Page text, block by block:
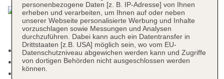
Raucherbereich
Check-out Zeit bis 10:00 Uhr
Letzte Komplettrenovierung: 2020
personenbezogene Daten [z. B. IP-Adresse] von Ihnen
erheben und verarbeiten, um Ihnen auf oder neben
unserer Webseite personalisierte Werbung und Inhalte
vorzuschlagen sowie Messungen und Analysen
durchzuführen. Dabei kann auch ein Datentransfer in
Drittstaaten [z.B. USA] möglich sein, wo vom EU-
Datenschutzniveau abgewichen werden kann und Zugriffe
von dortigen Behörden nicht ausgeschlossen werden
können.